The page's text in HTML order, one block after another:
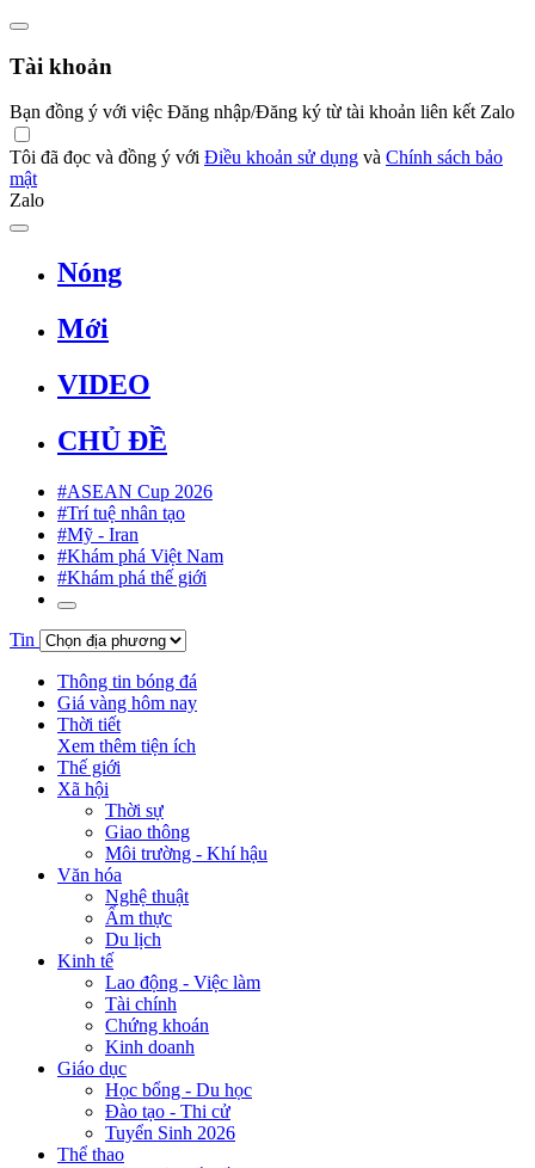
Tài khoản
Bạn đồng ý với việc Đăng nhập/Đăng ký từ tài khoản liên kết Zalo
Tôi đã đọc và đồng ý với Điều khoản sử dụng và Chính sách bảo
mật
Zalo
Nóng
Mới
VIDEO
CHỦ ĐỀ
#ASEAN Cup 2026
#Trí tuệ nhân tạo
#Mỹ - Iran
#Khám phá Việt Nam
#Khám phá thế giới
Tin
Thông tin bóng đá
Giá vàng hôm nay
Thời tiết
Xem thêm tiện ích
Thế giới
Xã hội
Thời sự
Giao thông
Môi trường - Khí hậu
Văn hóa
Nghệ thuật
Ẩm thực
Du lịch
Kinh tế
Lao động - Việc làm
Tài chính
Chứng khoán
Kinh doanh
Giáo dục
Học bổng - Du học
Đào tạo - Thi cử
Tuyển Sinh 2026
Thể thao